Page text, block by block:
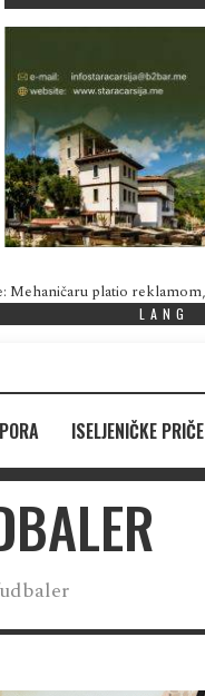
Mehaničaru platio
LANG
ISELJENIČKE PRIČE